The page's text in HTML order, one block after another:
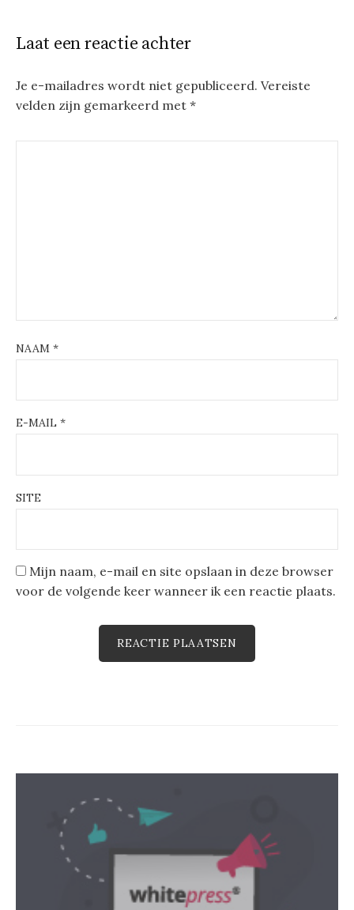
Laat een reactie achter
Je e-mailadres wordt niet gepubliceerd. Vereiste
velden zijn gemarkeerd met *
NAAM *
E-MAIL *
SITE
Mijn naam, e-mail en site opslaan in deze browser
voor de volgende keer wanneer ik een reactie plaats.